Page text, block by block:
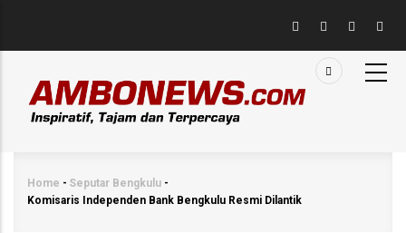
main
Breadcrumb
Home - Seputar Bengkulu -
Komisaris Independen Bank Bengkulu Resmi Dilantik